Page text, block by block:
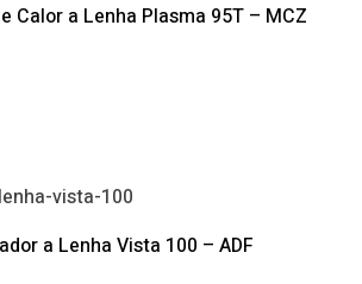
Calor a Lenha Plasma 95T – MCZ
a Lenha Vista 100 – ADF